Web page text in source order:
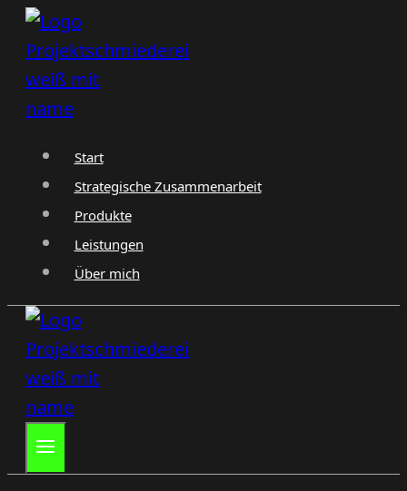
Zum
Inhalt
springen
Start
Strategische Zusammenarbeit
Produkte
Leistungen
Über mich